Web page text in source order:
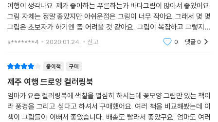
여행이 생각나요. 제가 좋아하는 푸른하는과 바다그림이 많아서 좋았어요.
그림 자체는 정말 좋았지만 아쉬운점은 그림이 너무 작아요. 그래서 몇 몇
그림은 초보자가 하기엔 좀 어려울 것 같아요. 그림이 복잡하고 그렇지는
않으나 너무 작아서 세밀한 부분이 생겨나네요. 수채화 자체도 물농도나
a*******4 2020.01.24. 신고 0 댓글0
종이책 구매
제주 여행 드로잉 컬러링북
엄마가 요즘 컬러링북에 색칠을 열심히 하시는데 꽃모양 그림만 있는 책이
라 풍경을 그리고 싶다고 하셔서 구매했어요. 여러 책을 비교해봤는데 이
책이 그림들이 이뻐서 좋았습니다. 배송도 빨라서 좋았구요. 엄마도 여러